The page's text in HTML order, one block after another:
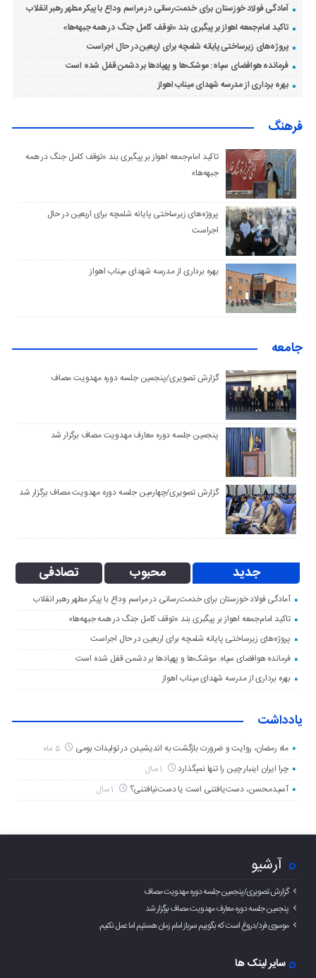
آمادگی فولاد خوزستان برای خدمت‌رسانی در مراسم وداع با پیکر مطهر رهبر انقلاب
تاکید امام‌جمعه اهواز بر پیگبری بند «توقف کامل جنگ در همه جبهه‌ها»
پروژه‌های زیرساختی پایانه شلمچه برای اربعین در حال اجراست
فرمانده هوافضای سپاه: موشک‌ها و پهپادها بر دشمن قفل شده است
بهره برداری از مدرسه شهدای میناب اهواز
فرهنگ
تاکید امام‌جمعه اهواز بر پیگبری بند «توقف کامل جنگ در همه
جبهه‌ها»
پروژه‌های زیرساختی پایانه شلمچه برای اربعین در حال
اجراست
بهره برداری از مدرسه شهدای میناب اهواز
جامعه
گزارش تصویری/پنجمین جلسه دوره مهدویت مصاف
پنجمین جلسه دوره معارف مهدویت مصاف برگزار شد
گزارش تصویری/چهارمین جلسه دوره مهدویت مصاف برگزار شد
جدید محبوب تصادفی
آمادگی فولاد خوزستان برای خدمت‌رسانی در مراسم وداع با پیکر مطهر رهبر انقلاب
تاکید امام‌جمعه اهواز بر پیگبری بند «توقف کامل جنگ در همه جبهه‌ها»
پروژه‌های زیرساختی پایانه شلمچه برای اربعین در حال اجراست
فرمانده هوافضای سپاه: موشک‌ها و پهپادها بر دشمن قفل شده است
بهره برداری از مدرسه شهدای میناب اهواز
یادداشت
ماه رمضان، روایت و ضرورت بازگشت به اندیشیدن در تولیدات بومی 5 ماه
چرا ایران اینبار چین را تنها نمیگذارد
آسیدمحسن، دست‌یافتنی است یا دست‌نیافتنی؟
آرشیو
گزارش تصویری/پنجمین جلسه دوره مهدویت مصاف
پنجمین جلسه دوره معارف مهدویت مصاف برگزار شد
موسوی فرد/دروغ است که بگوییم سرباز امام زمان هستیم اما عمل نکنیم.
سایر لینک ها